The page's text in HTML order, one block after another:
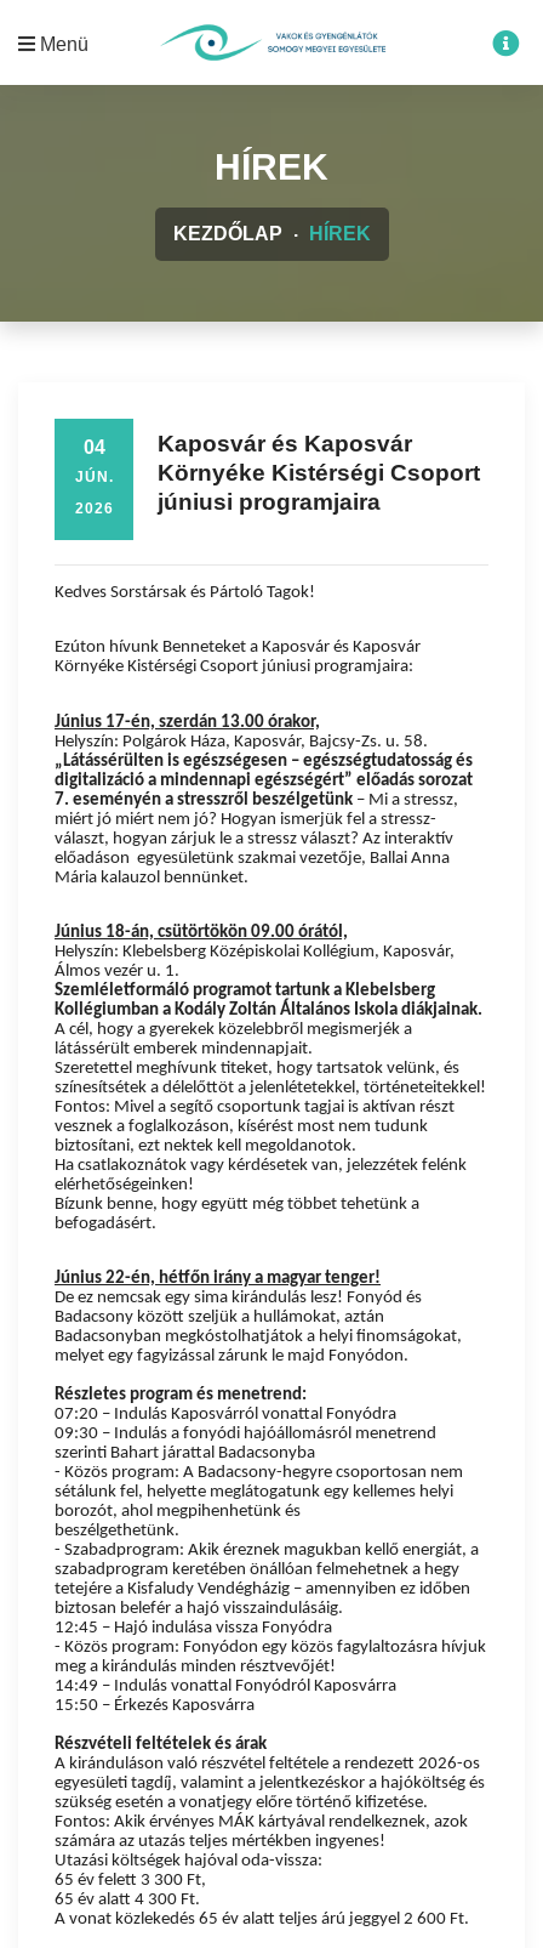
Menü
HÍREK
KEZDŐLAP HÍREK
04
JÚN.
2026
Kaposvár és Kaposvár
Környéke Kistérségi Csoport
júniusi programjaira
Kedves Sorstársak és Pártoló Tagok!
Ezúton hívunk Benneteket a Kaposvár és Kaposvár
Környéke Kistérségi Csoport júniusi programjaira:
Június 17-én, szerdán 13.00 órakor,
Helyszín: Polgárok Háza, Kaposvár, Bajcsy-Zs. u. 58.
„Látássérülten is egészségesen – egészségtudatosság és
digitalizáció a mindennapi egészségért” előadás sorozat
7. eseményén a stresszről beszélgetünk – Mi a stressz,
miért jó miért nem jó? Hogyan ismerjük fel a stressz-
választ, hogyan zárjuk le a stressz választ? Az interaktív
előadáson egyesületünk szakmai vezetője, Ballai Anna
Mária kalauzol bennünket.
Június 18-án, csütörtökön 09.00 órától,
Helyszín: Klebelsberg Középiskolai Kollégium, Kaposvár,
Álmos vezér u. 1.
Szemléletformáló programot tartunk a Klebelsberg
Kollégiumban a Kodály Zoltán Általános Iskola diákjainak.
A cél, hogy a gyerekek közelebbről megismerjék a
látássérült emberek mindennapjait.
Szeretettel meghívunk titeket, hogy tartsatok velünk, és
színesítsétek a délelőttöt a jelenlétetekkel, történeteitekkel!
Fontos: Mivel a segítő csoportunk tagjai is aktívan részt
vesznek a foglalkozáson, kísérést most nem tudunk
biztosítani, ezt nektek kell megoldanotok.
Ha csatlakoznátok vagy kérdésetek van, jelezzétek felénk
elérhetőségeinken!
Bízunk benne, hogy együtt még többet tehetünk a
befogadásért.
Június 22-én, hétfőn irány a magyar tenger!
De ez nemcsak egy sima kirándulás lesz! Fonyód és
Badacsony között szeljük a hullámokat, aztán
Badacsonyban megkóstolhatjátok a helyi finomságokat,
melyet egy fagyizással zárunk le majd Fonyódon.
Részletes program és menetrend:
07:20 – Indulás Kaposvárról vonattal Fonyódra
09:30 – Indulás a fonyódi hajóállomásról menetrend
szerinti Bahart járattal Badacsonyba
- Közös program: A Badacsony-hegyre csoportosan nem
sétálunk fel, helyette meglátogatunk egy kellemes helyi
borozót, ahol megpihenhetünk és
beszélgethetünk.
- Szabadprogram: Akik éreznek magukban kellő energiát, a
szabadprogram keretében önállóan felmehetnek a hegy
tetejére a Kisfaludy Vendégházig – amennyiben ez időben
biztosan belefér a hajó visszaindulásáig.
12:45 – Hajó indulása vissza Fonyódra
- Közös program: Fonyódon egy közös fagylaltozásra hívjuk
meg a kirándulás minden résztvevőjét!
14:49 – Indulás vonattal Fonyódról Kaposvárra
15:50 – Érkezés Kaposvárra
Részvételi feltételek és árak
A kiránduláson való részvétel feltétele a rendezett 2026-os
egyesületi tagdíj, valamint a jelentkezéskor a hajóköltség és
szükség esetén a vonatjegy előre történő kifizetése.
Fontos: Akik érvényes MÁK kártyával rendelkeznek, azok
számára az utazás teljes mértékben ingyenes!
Utazási költségek hajóval oda-vissza:
65 év felett 3 300 Ft,
65 év alatt 4 300 Ft.
A vonat közlekedés 65 év alatt teljes árú jeggyel 2 600 Ft.